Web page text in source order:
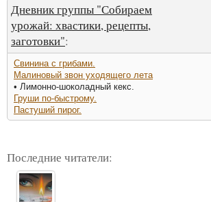
Дневник группы "Собираем
урожай: хвастики, рецепты,
заготовки":
Свинина с грибами.
Малиновый звон уходящего лета
• Лимонно-шоколадный кекс.
Груши по-быстрому.
Пастуший пирог.
Последние читатели: